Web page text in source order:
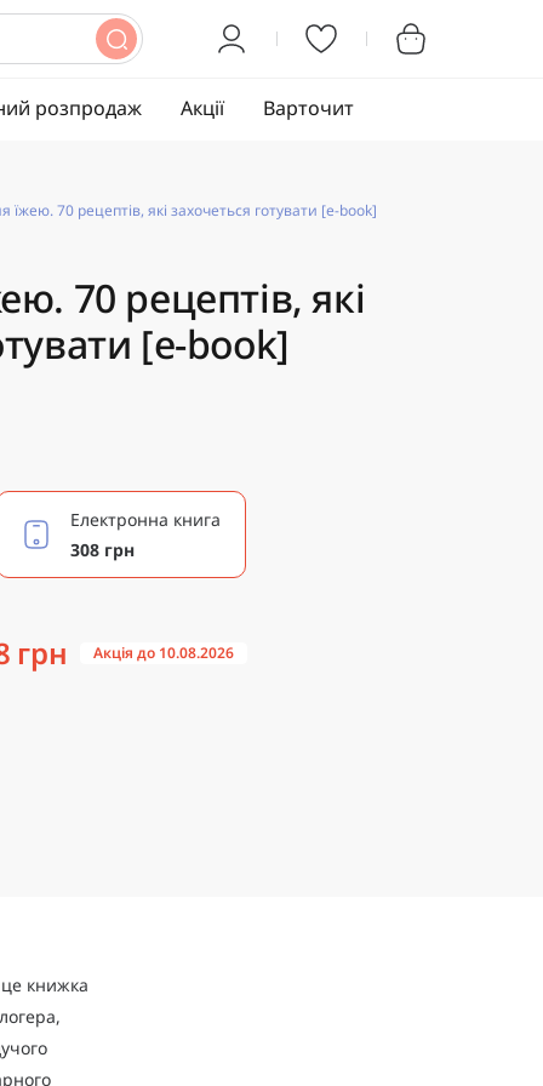
розпродаж Акції Варточит
їжею. 70 рецептів, які захочеться готувати [e-book]
70 рецептів, які
[e-book]
Електронна книга
308 грн
грн Акція до 10.08.2026
це книжка